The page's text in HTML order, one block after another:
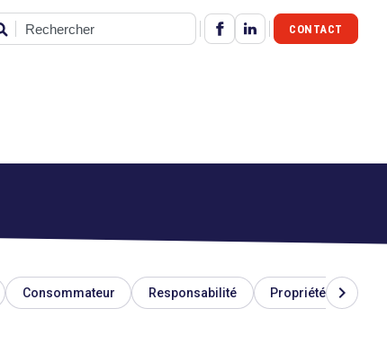
Rechercher
CONTACT
Consommateur Responsabilité Propriété chevron_right